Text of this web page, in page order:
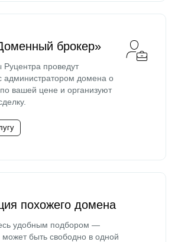
брокер»
проведут
администратором домена о
вашей цене и организуют
похожего домена
удобным подбором —
быть свободно в одной